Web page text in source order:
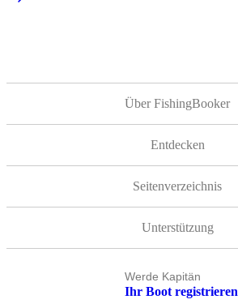
Über FishingBooker
Entdecken
Seitenverzeichnis
Unterstützung
Werde Kapitän
Ihr Boot registrieren